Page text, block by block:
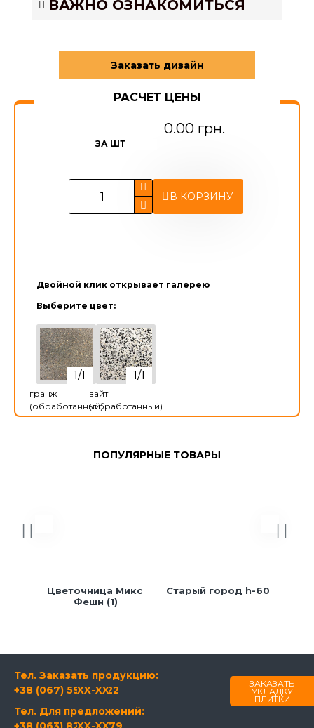
ВАЖНО ОЗНАКОМИТЬСЯ
РАСЧЕТ ЦЕНЫ
ЗА ШТ
0.00 грн.
В КОРЗИНУ
Двойной клик открывает галерею
Выберите цвет:
гранж
(обработанный)
вайт
(обработанный)
ПОПУЛЯРНЫЕ ТОВАРЫ
Цветочница Микс
Фешн (1)
Старый город h-60
Тел. Заказать продукцию:
+38 (067) 594-21-22
XX-XX
Тел. Для предложений:
ЗАКАЗАТЬ
УКЛАДКУ
ПЛИТКИ